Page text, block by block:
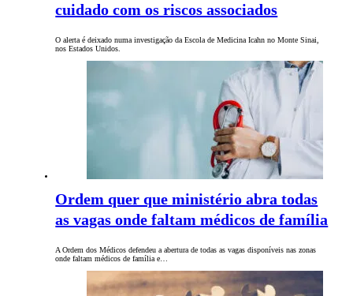
cuidado com os riscos associados
O alerta é deixado numa investigação da Escola de Medicina Icahn no Monte Sinai,
nos Estados Unidos.
Ordem quer que ministério abra todas
as vagas onde faltam médicos de família
A Ordem dos Médicos defendeu a abertura de todas as vagas disponíveis nas zonas
onde faltam médicos de família e…